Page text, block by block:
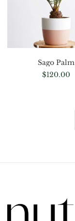
Sago Palm
$120.00